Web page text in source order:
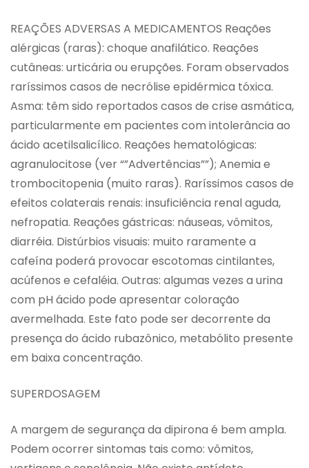
REAÇÕES ADVERSAS A MEDICAMENTOS Reações
alérgicas (raras): choque anafilático. Reações
cutâneas: urticária ou erupções. Foram observados
raríssimos casos de necrólise epidérmica tóxica.
Asma: têm sido reportados casos de crise asmática,
particularmente em pacientes com intolerância ao
ácido acetilsalicílico. Reações hematológicas:
agranulocitose (ver “”Advertências””); Anemia e
trombocitopenia (muito raras). Raríssimos casos de
efeitos colaterais renais: insuficiência renal aguda,
nefropatia. Reações gástricas: náuseas, vômitos,
diarréia. Distúrbios visuais: muito raramente a
cafeína poderá provocar escotomas cintilantes,
acúfenos e cefaléia. Outras: algumas vezes a urina
com pH ácido pode apresentar coloração
avermelhada. Este fato pode ser decorrente da
presença do ácido rubazônico, metabólito presente
em baixa concentração.
SUPERDOSAGEM
A margem de segurança da dipirona é bem ampla.
Podem ocorrer sintomas tais como: vômitos,